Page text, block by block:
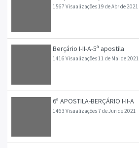
1567 Visualizações19 de Abr de 2021
Berçário I-II-A-5ª apostila
1416 Visualizações11 de Mai de 2021
6ª APOSTILA-BERÇÁRIO I-II-A
1463 Visualizações7 de Jun de 2021